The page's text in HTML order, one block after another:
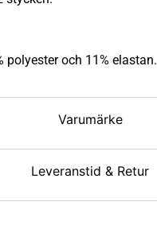
Varumärke
Leveranstid & Retur
polyester och 11% elastan.